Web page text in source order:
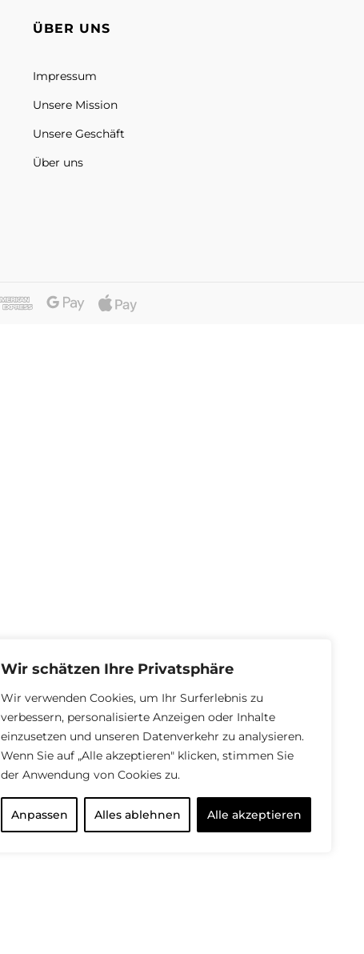
Wir schätzen Ihre Privatsphäre
Wir verwenden Cookies, um Ihr Surferlebnis zu
verbessern, personalisierte Anzeigen oder Inhalte
einzusetzen und unseren Datenverkehr zu analysieren.
Wenn Sie auf „Alle akzeptieren" klicken, stimmen Sie
der Anwendung von Cookies zu.
Anpassen Alles ablehnen Alle akzeptieren
ÜBER UNS
Impressum
Unsere Mission
Unsere Geschäft
Über uns